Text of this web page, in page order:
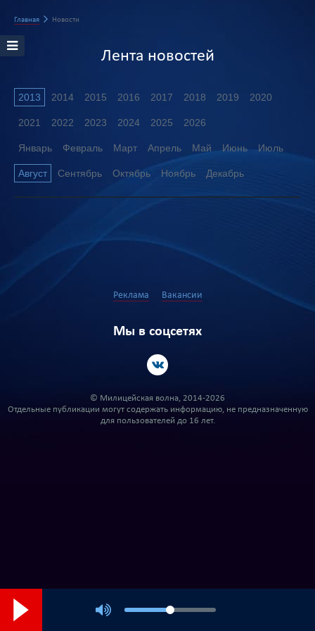
Главная Новости
Лента новостей
2013 2014 2015 2016 2017 2018 2019 2020
2021 2022 2023 2024 2025 2026
Январь Февраль Март Апрель Май Июнь Июль
Август Сентябрь Октябрь Ноябрь Декабрь
Реклама Вакансии
Мы в соцсетях
© Милицейская волна, 2014-2026
Отдельные публикации могут содержать информацию, не предназначенную
для пользователей до 16 лет.